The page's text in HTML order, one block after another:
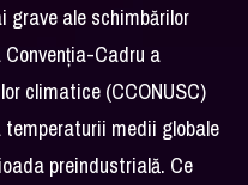
grave ale schimbărilor
Cadru a
climatice (CCONUSC)
medii globale
preindustrială. Ce